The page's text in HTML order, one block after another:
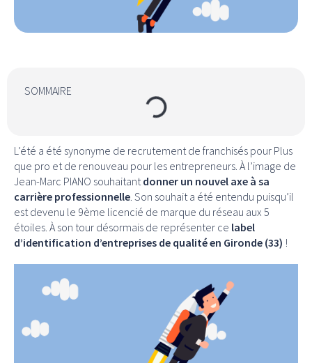
L’été a été synonyme de recrutement de franchisés pour Plus
que pro et de renouveau pour les entrepreneurs. À l’image de
Jean-Marc PIANO souhaitant donner un nouvel axe à sa
carrière professionnelle . Son souhait a été entendu puisqu’il
est devenu le 9ème licencié de marque du réseau aux 5
étoiles. À son tour désormais de représenter ce label
d’identification d’entreprises de qualité en Gironde (33) !
SOMMAIRE